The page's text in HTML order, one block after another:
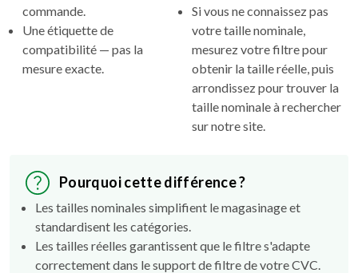
commande.
Une étiquette de
compatibilité — pas la
mesure exacte.
Si vous ne connaissez pas
votre taille nominale,
mesurez votre filtre pour
obtenir la taille réelle, puis
arrondissez pour trouver la
taille nominale à rechercher
sur notre site.
Pourquoi cette différence ?
Les tailles nominales simplifient le magasinage et
standardisent les catégories.
Les tailles réelles garantissent que le filtre s'adapte
correctement dans le support de filtre de votre CVC.